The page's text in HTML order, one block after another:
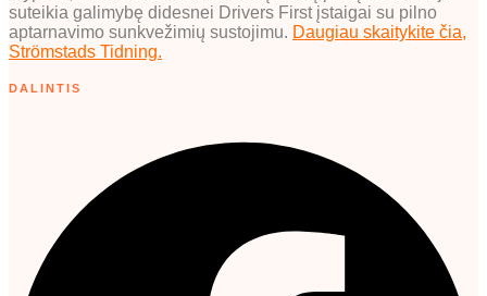
suteikia galimybę didesnei Drivers First įstaigai su pilno
aptarnavimo sunkvežimių sustojimu. Daugiau skaitykite čia,
Strömstads Tidning.
DALINTIS